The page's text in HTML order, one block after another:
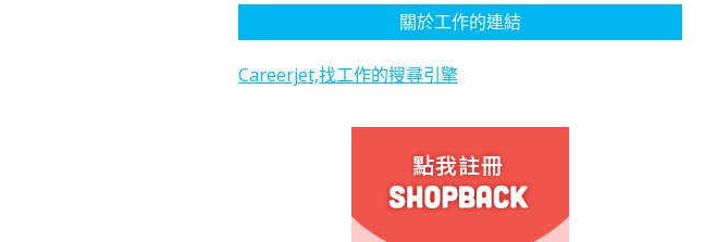
關於工作的連結
Careerjet,找工作的搜尋引擎